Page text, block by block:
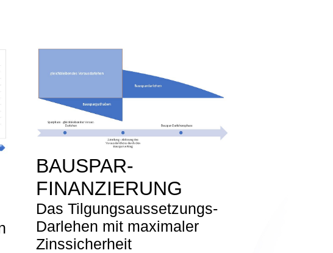
BAUSPAR-
FINANZIERUNG
Das Tilgungsaussetzungs-
Darlehen mit maximaler
Zinssicherheit